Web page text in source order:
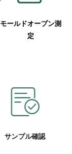
モールドオープン測
定
サンプル確認